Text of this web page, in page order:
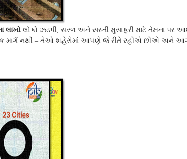
લાખોલોકો ઝડપી, સરળ અને સસ્તી મુસાફરી માટે તેમના પર
માર્ગ નથી – તેઓ શહેરોમાં આપણે જે રીતે રહીએ છીએ અને